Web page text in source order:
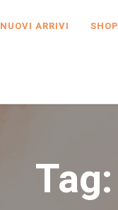
NUOVI ARRIVI SHOP
Tag: